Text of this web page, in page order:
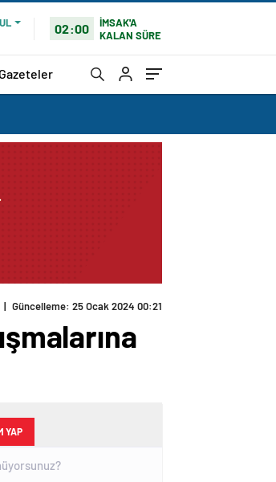
02:00
İMSAK'A
KALAN SÜRE
Gazeteler
| Güncelleme: 25 Ocak 2024 00:21
YAP